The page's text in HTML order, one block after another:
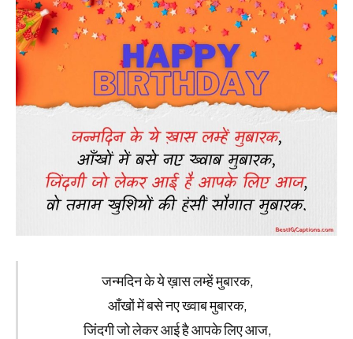
जन्मदिन के ये ख़ास लम्हें मुबारक,
आँखों में बसे नए ख्वाब मुबारक,
जिंदगी जो लेकर आई है आपके लिए आज,